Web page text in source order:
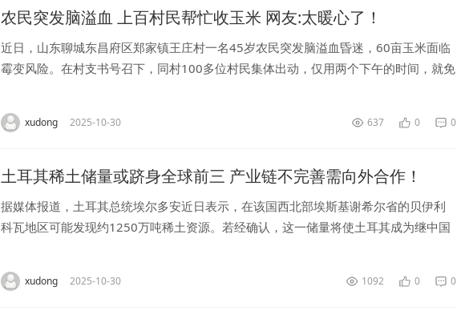
农民突发脑溢血 上百村民帮忙收玉米 网友:太暖心了！
近日，山东聊城东昌府区郑家镇王庄村一名45岁农民突发脑溢血昏迷，60亩玉米面临
霉变风险。在村支书号召下，同村100多位村民集体出动，仅用两个下午的时间，就免
xudong 2025-10-30 637 0 0
土耳其稀土储量或跻身全球前三 产业链不完善需向外合作！
据媒体报道，土耳其总统埃尔多安近日表示，在该国西北部埃斯基谢希尔省的贝伊利
科瓦地区可能发现约1250万吨稀土资源。若经确认，这一储量将使土耳其成为继中国
xudong 2025-10-30 1092 0 0